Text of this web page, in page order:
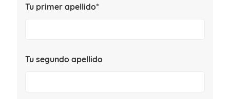
Tu primer apellido*
Tu segundo apellido